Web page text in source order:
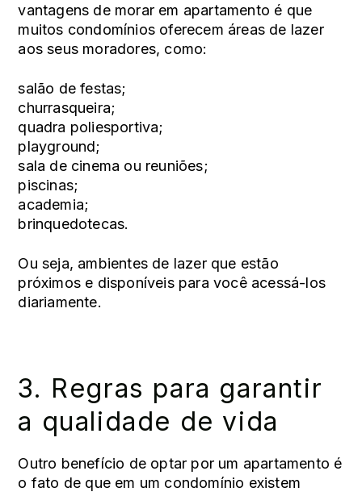
vantagens de morar em apartamento é que
muitos condomínios oferecem áreas de lazer
aos seus moradores, como:
salão de festas;
churrasqueira;
quadra poliesportiva;
playground;
sala de cinema ou reuniões;
piscinas;
academia;
brinquedotecas.
Ou seja, ambientes de lazer que estão
próximos e disponíveis para você acessá-los
diariamente.
3. Regras para garantir
a qualidade de vida
Outro benefício de optar por um apartamento é
o fato de que em um condomínio existem